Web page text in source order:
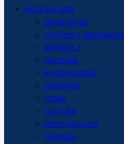
NOTICIAS 2019
ENTREVISTAS
LOCALES Y REGIONALES
REPORTE 7
NACIONAL
INTERNACIONAL
DEPORTES
CLIMA
CULTURA
ESPECTACULOS
FINANZAS